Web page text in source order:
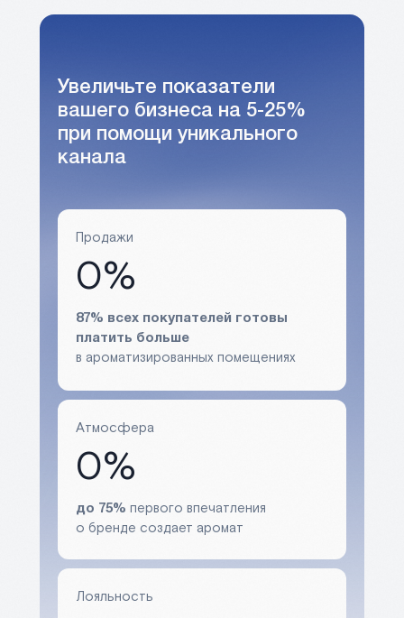
Увеличьте показатели
вашего бизнеса на 5-25%
при помощи уникального
канала
0%
0%
Продажи
Атмосфера
Лояльность
87% всех покупателей готовы
платить больше
в ароматизированных помещениях
до 75% первого впечатления
о бренде создает аромат